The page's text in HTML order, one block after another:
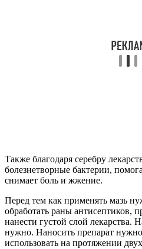
Также благодаря серебру
болезнетворные бактерии,
снимает боль и жжение.
Перед тем как применять мазь
обработать раны антисептиков,
нанести густой слой лекарства.
нужно. Наносить препарат
использовать на протяжении